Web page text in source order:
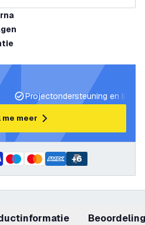
Projectondersteuning en
meer
+6